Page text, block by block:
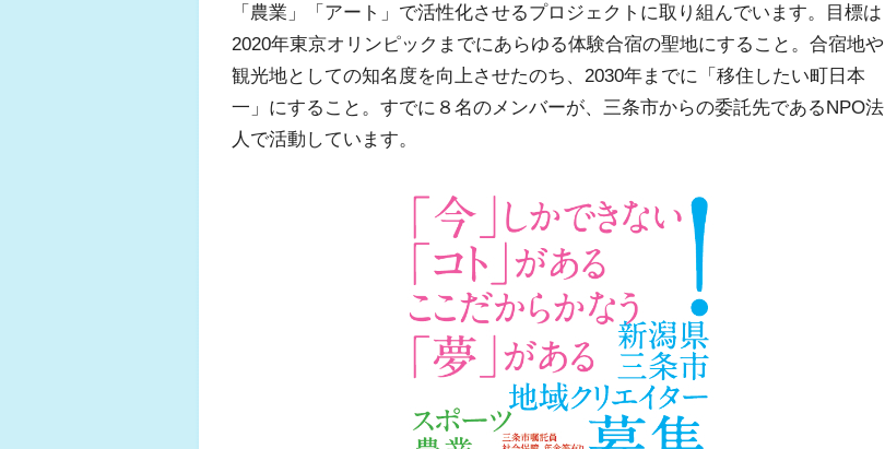
「農業」「アート」で活性化させるプロジェクトに取り組んでいます。目標は
2020年東京オリンピックまでにあらゆる体験合宿の聖地にすること。合宿地や
観光地としての知名度を向上させたのち、2030年までに「移住したい町日本
一」にすること。すでに８名のメンバーが、三条市からの委託先であるNPO法
人で活動しています。